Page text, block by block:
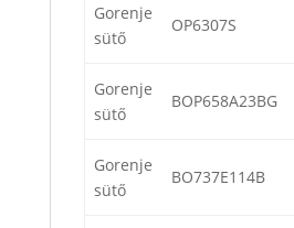
Gorenje
sütő
OP6307S
Gorenje
sütő
BOP658A23BG
Gorenje
sütő
BO737E114B